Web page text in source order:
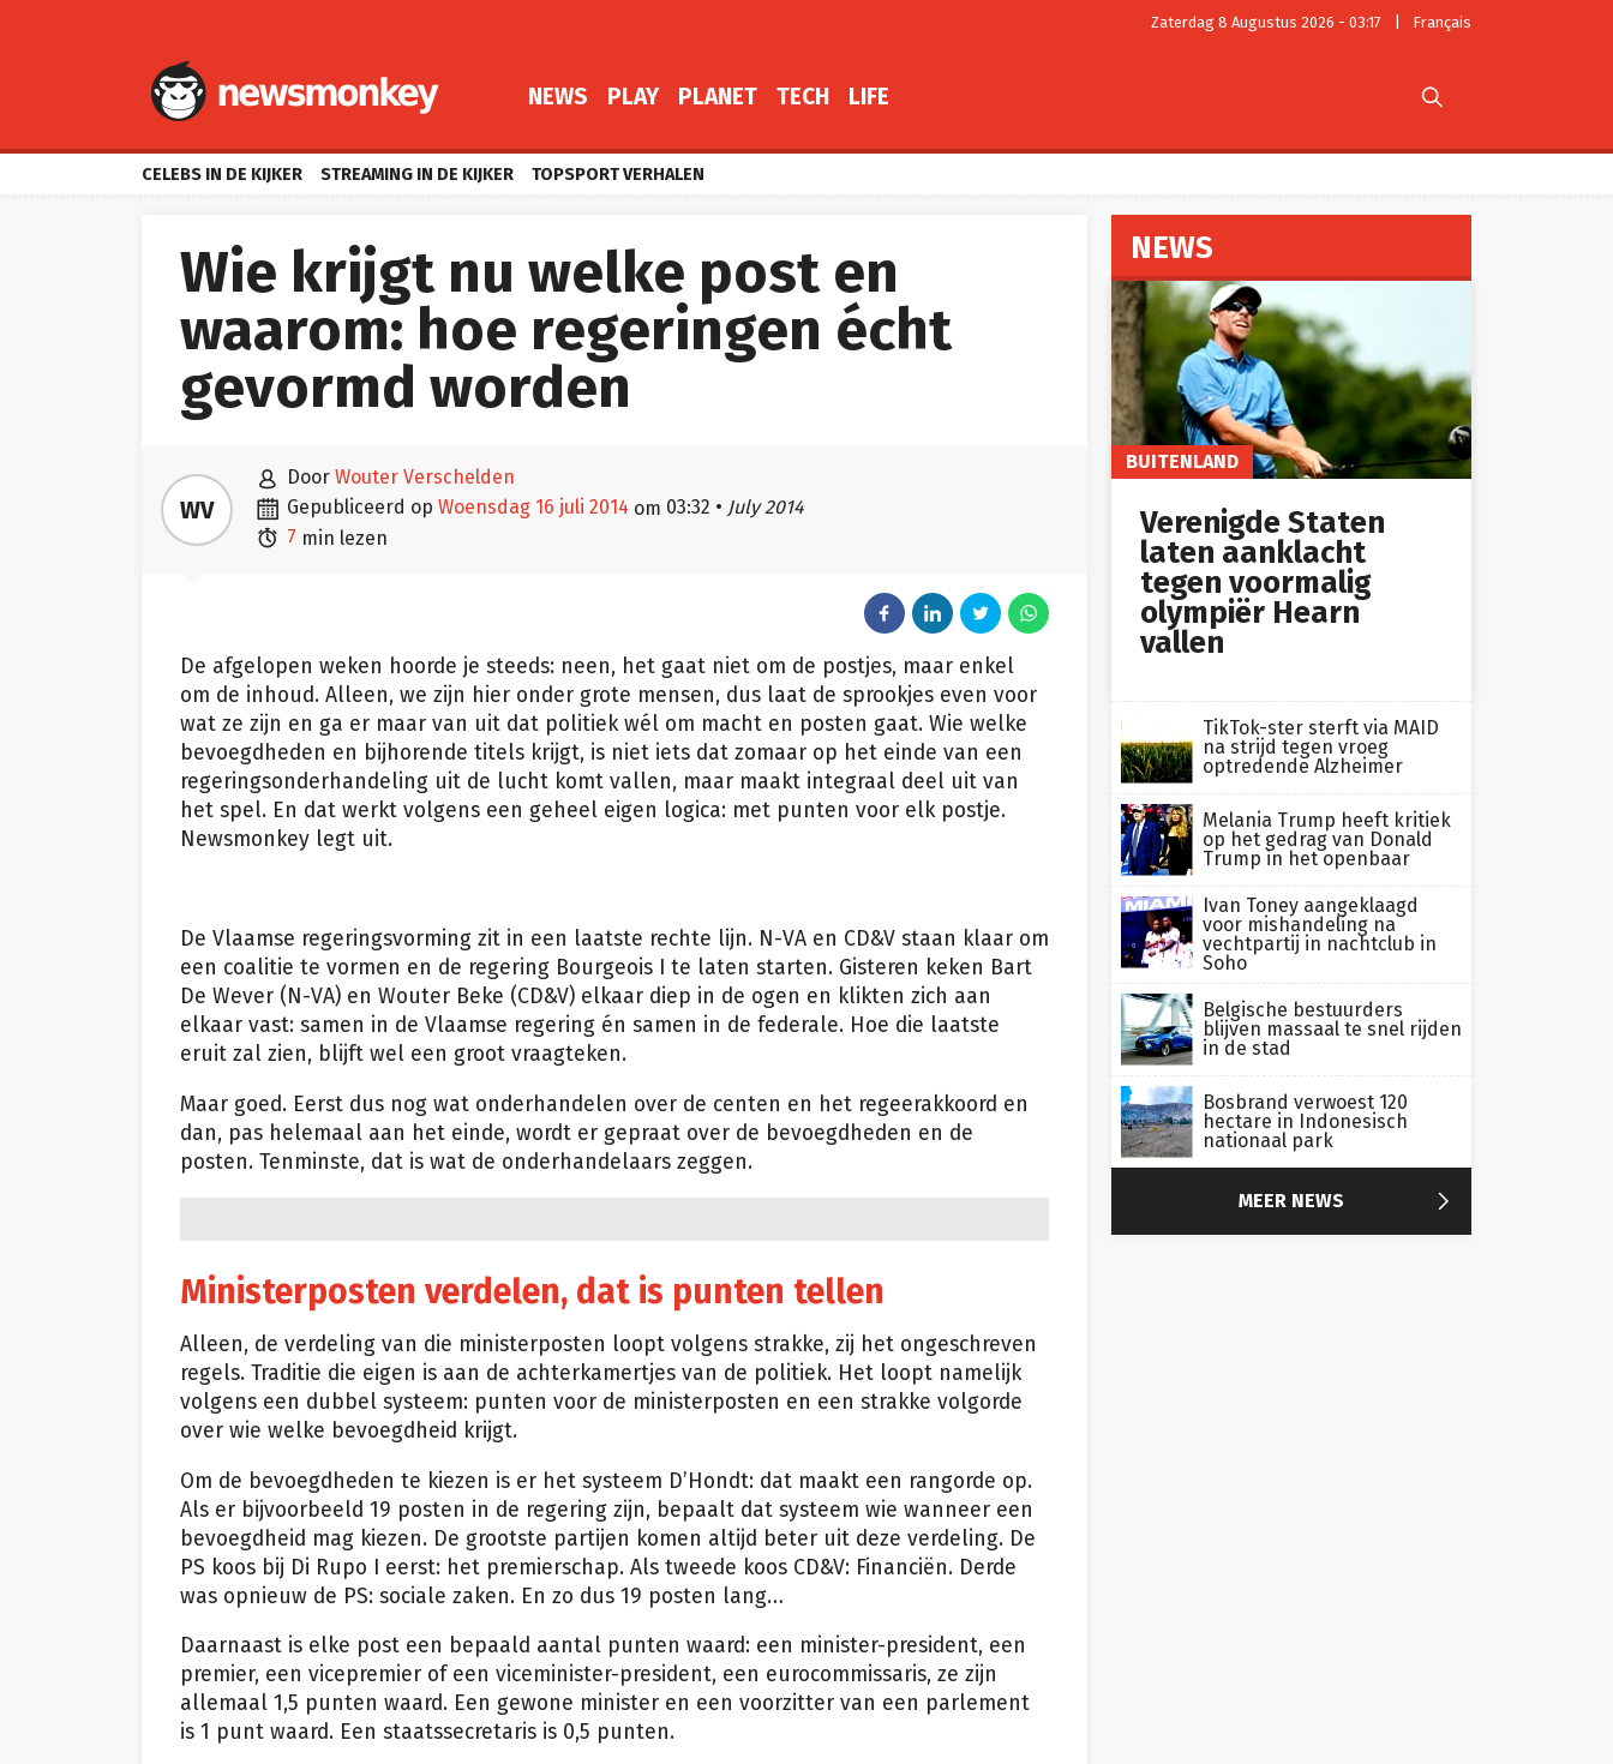
Zaterdag 8 Augustus 2026 - 03:17 Français
NEWS PLAY PLANET TECH LIFE 
CELEBS IN DE KIJKER STREAMING IN DE KIJKER TOPSPORT VERHALEN
Wie krijgt nu welke post en
waarom: hoe regeringen écht
gevormd worden
WV
 door Wouter Verschelden
 gepubliceerd op woensdag 16 juli 2014 om 03:32 • July 2014
 7 min lezen
De afgelopen weken hoorde je steeds: neen, het gaat niet om de postjes, maar enkel
om de inhoud. Alleen, we zijn hier onder grote mensen, dus laat de sprookjes even voor
wat ze zijn en ga er maar van uit dat politiek wél om macht en posten gaat. Wie welke
bevoegdheden en bijhorende titels krijgt, is niet iets dat zomaar op het einde van een
regeringsonderhandeling uit de lucht komt vallen, maar maakt integraal deel uit van
het spel. En dat werkt volgens een geheel eigen logica: met punten voor elk postje.
Newsmonkey legt uit.
De Vlaamse regeringsvorming zit in een laatste rechte lijn. N-VA en CD&V staan klaar om
een coalitie te vormen en de regering Bourgeois I te laten starten. Gisteren keken Bart
De Wever (N-VA) en Wouter Beke (CD&V) elkaar diep in de ogen en klikten zich aan
elkaar vast: samen in de Vlaamse regering én samen in de federale. Hoe die laatste
eruit zal zien, blijft wel een groot vraagteken.
Maar goed. Eerst dus nog wat onderhandelen over de centen en het regeerakkoord en
dan, pas helemaal aan het einde, wordt er gepraat over de bevoegdheden en de
posten. Tenminste, dat is wat de onderhandelaars zeggen.
Ministerposten verdelen, dat is punten tellen
Alleen, de verdeling van die ministerposten loopt volgens strakke, zij het ongeschreven
regels. Traditie die eigen is aan de achterkamertjes van de politiek. Het loopt namelijk
volgens een dubbel systeem: punten voor de ministerposten en een strakke volgorde
over wie welke bevoegdheid krijgt.
Om de bevoegdheden te kiezen is er het systeem D’Hondt: dat maakt een rangorde op.
Als er bijvoorbeeld 19 posten in de regering zijn, bepaalt dat systeem wie wanneer een
bevoegdheid mag kiezen. De grootste partijen komen altijd beter uit deze verdeling. De
PS koos bij Di Rupo I eerst: het premierschap. Als tweede koos CD&V: Financiën. Derde
was opnieuw de PS: sociale zaken. En zo dus 19 posten lang…
Daarnaast is elke post een bepaald aantal punten waard: een minister-president, een
premier, een vicepremier of een viceminister-president, een eurocommissaris, ze zijn
allemaal 1,5 punten waard. Een gewone minister en een voorzitter van een parlement
is 1 punt waard. Een staatssecretaris is 0,5 punten.
NEWS
BUITENLAND
Verenigde Staten
laten aanklacht
tegen voormalig
olympiër Hearn
vallen
TikTok-ster sterft via MAID
na strijd tegen vroeg
optredende Alzheimer
Melania Trump heeft kritiek
op het gedrag van Donald
Trump in het openbaar
Ivan Toney aangeklaagd
voor mishandeling na
vechtpartij in nachtclub in
Soho
Belgische bestuurders
blijven massaal te snel rijden
in de stad
Bosbrand verwoest 120
hectare in Indonesisch
nationaal park
MEER NEWS 